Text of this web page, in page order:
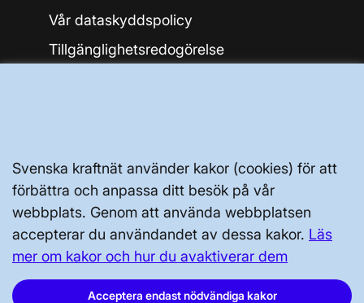
Svenska kraftnät använder kakor (cookies) för att
förbättra och anpassa ditt besök på vår
webbplats. Genom att använda webbplatsen
accepterar du användandet av dessa kakor. Läs
mer om kakor och hur du avaktiverar dem
Acceptera endast nödvändiga kakor
Svenska kraftnät, Box 1200, 172 24
Sundbyberg
Tel: 010-475 80 00
E-post:registrator@svk.se
Org.nr: 202100-4284
Vår dataskyddspolicy
Tillgänglighetsredogörelse